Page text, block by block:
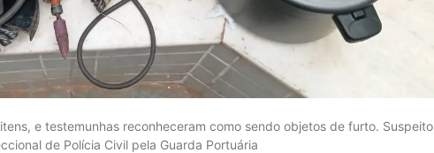
e testemunhas reconheceram como sendo objetos de furto. Suspeito
de Polícia Civil pela Guarda Portuária